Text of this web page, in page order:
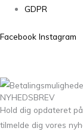
GDPR
Facebook Instagram
NYHEDSBREV
Hold dig opdateret
tilmelde dig vores